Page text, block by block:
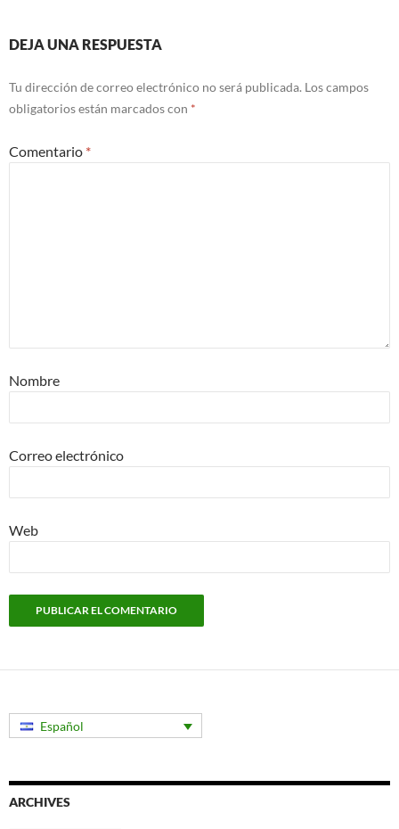
DEJA UNA RESPUESTA
Tu dirección de correo electrónico no será publicada. Los campos
obligatorios están marcados con *
Comentario *
Nombre
Correo electrónico
Web
Español
ARCHIVES